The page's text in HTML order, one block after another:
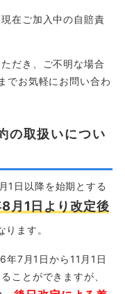
在ご加入中の自賠責
だき、ご不明な場合
でお気軽にお問い合わ
の取扱いについ
1日以降を始期とする
月1日より改定後
ります。
年7月1日から11月1日
ことができますが、